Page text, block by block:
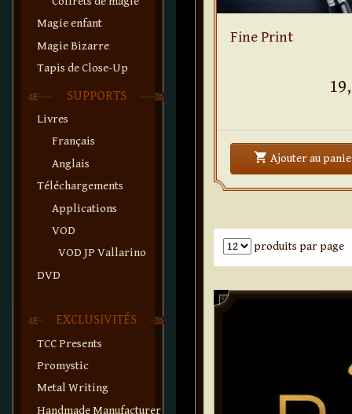
Magie enfant
Magie Bizarre
Tapis de Close-Up
SUPPORTS
Livres
Français
Anglais
Téléchargements
Applications
VOD
VOD JP Vallarino
DVD
EXCLUSIVITÉS
TCC Presents
Promystic
Metal Writing
Handmade Manufacturer
Fine Print
shopping_cart Ajouterau
Nombre de produits par
produits par page
Paddle